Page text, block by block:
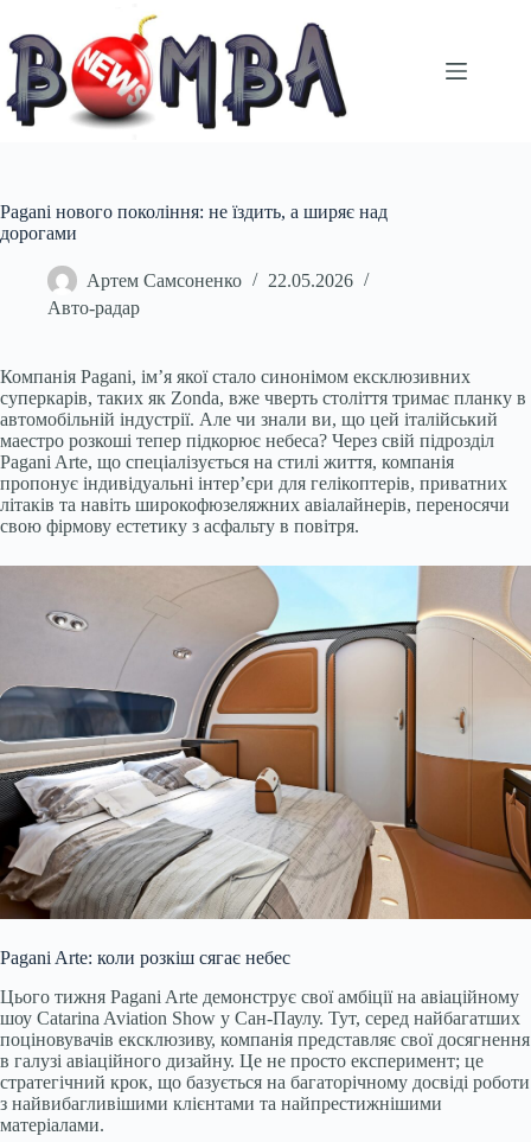
вмісту
Pagani нового покоління: не їздить, а ширяє над
дорогами
Артем Самсоненко
22.05.2026
Авто-радар
Компанія Pagani, ім’я якої стало синонімом ексклюзивних
суперкарів, таких як Zonda, вже чверть століття тримає планку в
автомобільній індустрії. Але чи знали ви, що цей італійський
маестро розкоші тепер підкорює небеса? Через свій підрозділ
Pagani Arte, що спеціалізується на стилі життя, компанія
пропонує індивідуальні інтер’єри для гелікоптерів, приватних
літаків та навіть широкофюзеляжних авіалайнерів, переносячи
свою фірмову естетику з асфальту в повітря.
Pagani Arte: коли розкіш сягає небес
Цього тижня Pagani Arte демонструє свої амбіції на авіаційному
шоу Catarina Aviation Show у Сан-Паулу. Тут, серед найбагатших
поціновувачів ексклюзиву, компанія представляє свої досягнення
в галузі авіаційного дизайну. Це не просто експеримент; це
стратегічний крок, що базується на багаторічному досвіді роботи
з найвибагливішими клієнтами та найпрестижнішими
матеріалами.